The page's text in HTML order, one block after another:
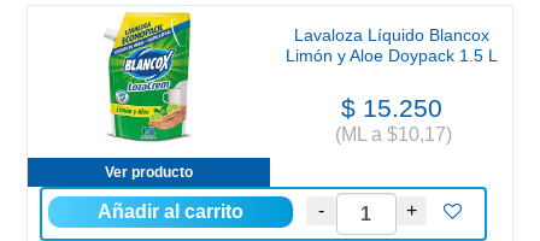
Ver producto
Lavaloza Líquido Blancox
Limón y Aloe Doypack 1.5 L
$ 15.250
(ML a $10,17)